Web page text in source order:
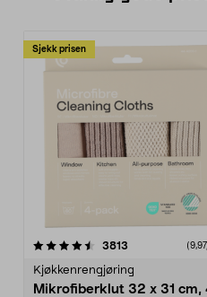
Sjekk prisen
3813 anmeldelser
Kjøkkenrengjøring
Mikrofiberklut 32 x 31 cm,
4.5av 5 stjerner